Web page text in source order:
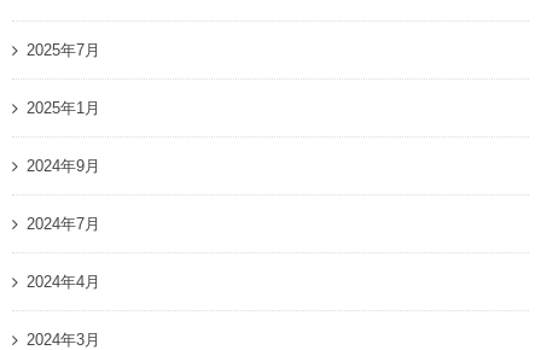
2025年7月
2025年1月
2024年9月
2024年7月
2024年4月
2024年3月